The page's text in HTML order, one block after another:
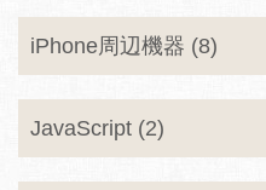
iPhone周辺機器 (8)
JavaScript (2)